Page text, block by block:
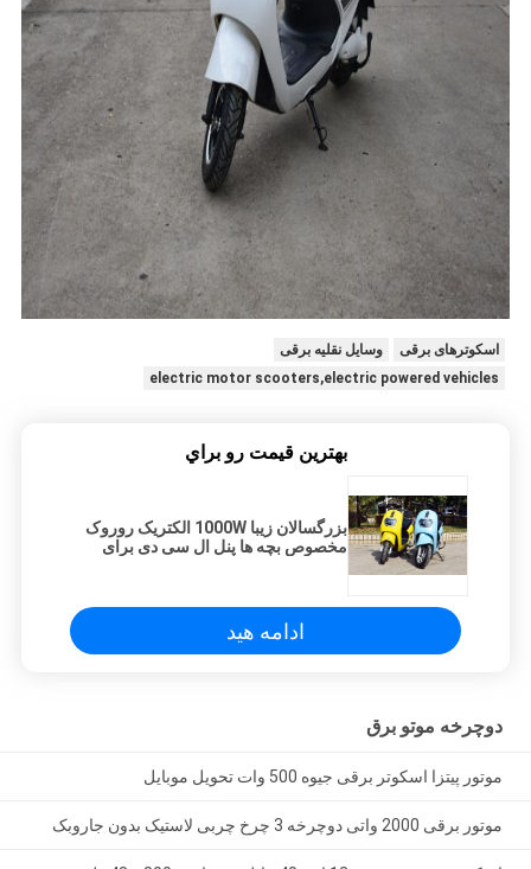
اسکوترهای برقی
وسایل نقلیه برقی
electric motor scooters,electric powered vehicles
بهترين قيمت رو براي
بزرگسالان زیبا 1000W الکتریک روروک
مخصوص بچه ها پنل ال سی دی برای
ادامه هید
دوچرخه موتو برق
موتور پیتزا اسکوتر برقی جیوه 500 وات تحویل موبایل
موتور برقی 2000 واتی دوچرخه 3 چرخ چربی لاستیک بدون جاروبک